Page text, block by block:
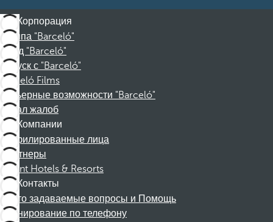
Корпорация
Группа "Barceló"
Фонд "Barceló"
Отпуск с "Barceló"
Barceló Films
Карьерные возможности "Barceló"
Канал жалоб
Компании
Аффилированные лица
Партнеры
Dorint Hotels & Resorts
Контакты
Часто задаваемые вопросы и Помощь
Бронирование по телефону